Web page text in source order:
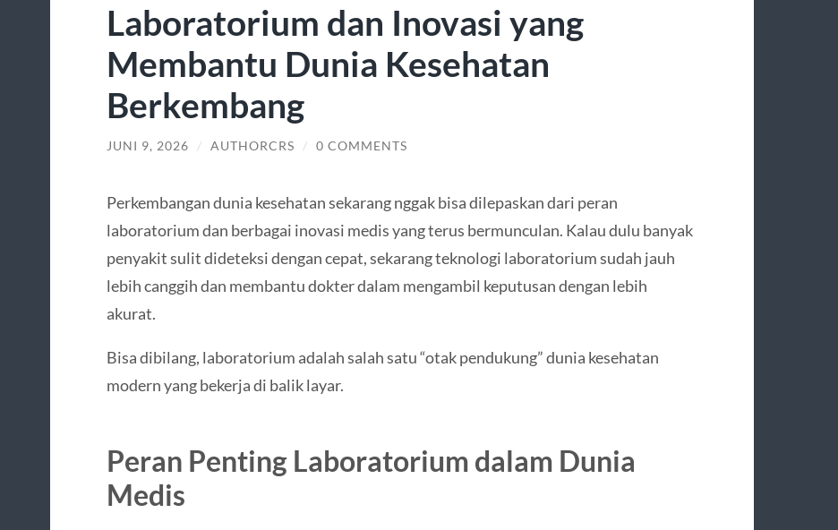
Laboratorium dan Inovasi yang
Membantu Dunia Kesehatan
Berkembang
JUNI 9, 2026 / AUTHORCRS / 0 COMMENTS
Perkembangan dunia kesehatan sekarang nggak bisa dilepaskan dari peran
laboratorium dan berbagai inovasi medis yang terus bermunculan. Kalau dulu banyak
penyakit sulit dideteksi dengan cepat, sekarang teknologi laboratorium sudah jauh
lebih canggih dan membantu dokter dalam mengambil keputusan dengan lebih
akurat.
Bisa dibilang, laboratorium adalah salah satu “otak pendukung” dunia kesehatan
modern yang bekerja di balik layar.
Peran Penting Laboratorium dalam Dunia
Medis